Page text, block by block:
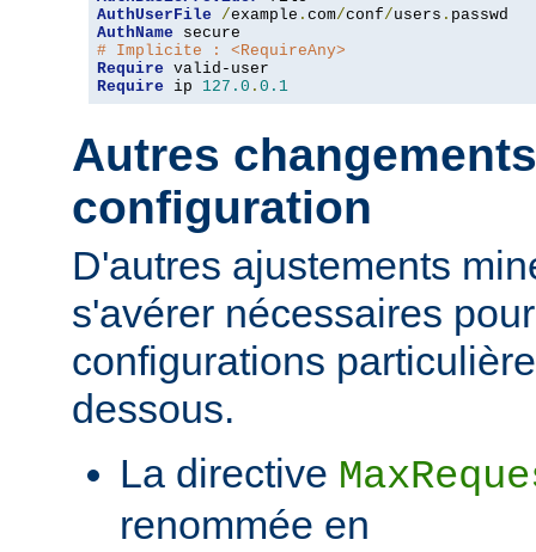
AuthUserFile
/example . com/conf/users .
AuthName
# Implicite : <RequireAny>
Require
Require ip 127.0 . 0.1
Autres
configuration
D'autres ajustements
s'avérer nécessaires
configurations
dessous.
La directive
renommée en